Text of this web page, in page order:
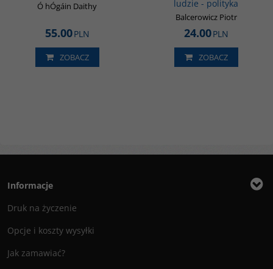
Ó hÓgáin Daithy
55.00PLN
ZOBACZ
ludzie - polityka
Balcerowicz Piotr
24.00PLN
ZOBACZ
Informacje
Druk na życzenie
Opcje i koszty wysyłki
Jak zamawiać?